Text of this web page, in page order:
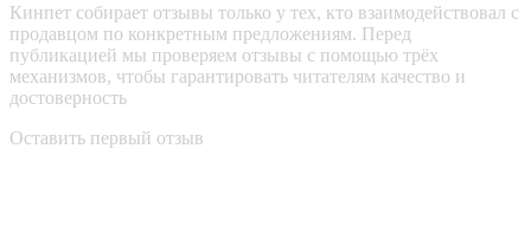
Кинпет собирает отзывы только у тех, кто взаимодействовал с
продавцом по конкретным предложениям. Перед
публикацией мы проверяем отзывы с помощью трёх
механизмов, чтобы гарантировать читателям качество и
достоверность
Оставить первый отзыв